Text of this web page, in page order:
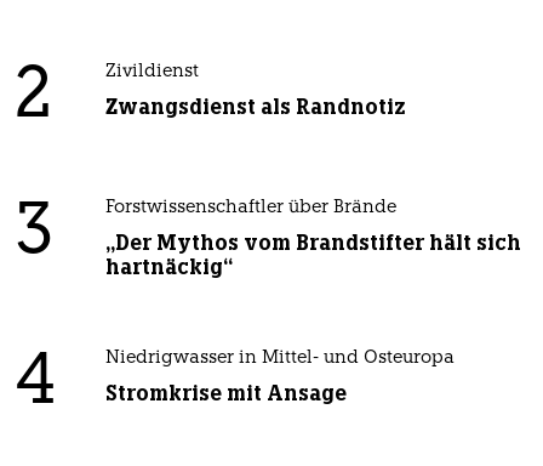
2 Zivildienst
Zwangsdienst als Randnotiz
3 Forstwissenschaftler über Brände
„Der Mythos vom Brandstifter hält sich
hartnäckig“
4 Niedrigwasser in Mittel- und Osteuropa
Stromkrise mit Ansage